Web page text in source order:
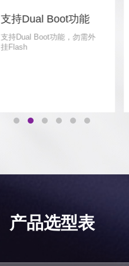
支持Dual Boot功能
支持Dual Boot功能，勿需外
挂Flash
产品选型表